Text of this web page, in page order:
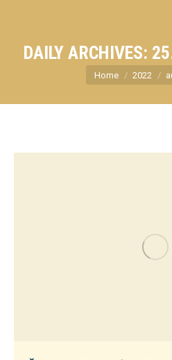
DAILY ARCHIVES:
You are here:
Home 2022